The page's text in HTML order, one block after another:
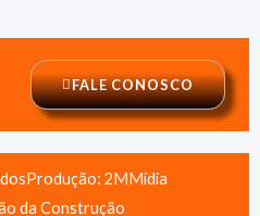
FALE CONOSCO
Produção: 2MMídia
da Construção